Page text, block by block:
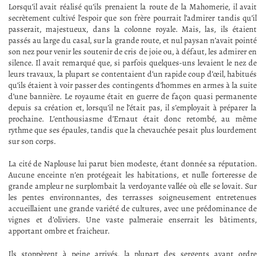
Lorsqu’il avait réalisé qu’ils prenaient la route de la Mahomerie, il avait
secrètement cultivé l’espoir que son frère pourrait l’admirer tandis qu’il
passerait, majestueux, dans la colonne royale. Mais, las, ils étaient
passés au large du casal, sur la grande route, et nul paysan n’avait pointé
son nez pour venir les soutenir de cris de joie ou, à défaut, les admirer en
silence. Il avait remarqué que, si parfois quelques-uns levaient le nez de
leurs travaux, la plupart se contentaient d’un rapide coup d’œil, habitués
qu’ils étaient à voir passer des contingents d’hommes en armes à la suite
d’une bannière. Le royaume était en guerre de façon quasi permanente
depuis sa création et, lorsqu’il ne l’était pas, il s’employait à préparer la
prochaine. L’enthousiasme d’Ernaut était donc retombé, au même
rythme que ses épaules, tandis que la chevauchée pesait plus lourdement
sur son corps.
La cité de Naplouse lui parut bien modeste, étant donnée sa réputation.
Aucune enceinte n’en protégeait les habitations, et nulle forteresse de
grande ampleur ne surplombait la verdoyante vallée où elle se lovait. Sur
les pentes environnantes, des terrasses soigneusement entretenues
accueillaient une grande variété de cultures, avec une prédominance de
vignes et d’oliviers. Une vaste palmeraie enserrait les bâtiments,
apportant ombre et fraicheur.